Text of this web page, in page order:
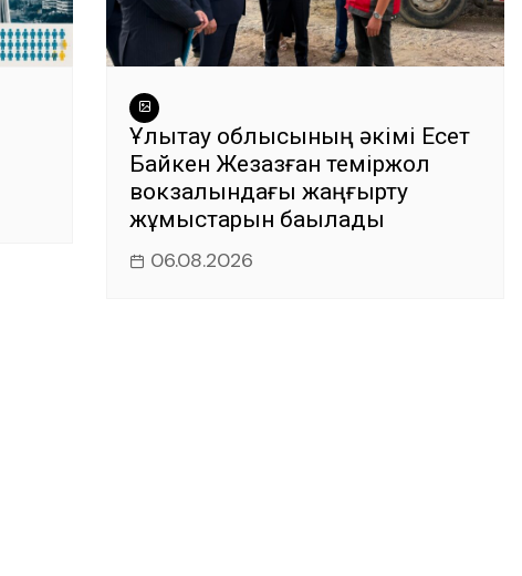
Ұлытау облысының әкімі Есет
Байкен Жезқазған теміржол
вокзалындағы жаңғырту
жұмыстарын бақылады
06.08.2026